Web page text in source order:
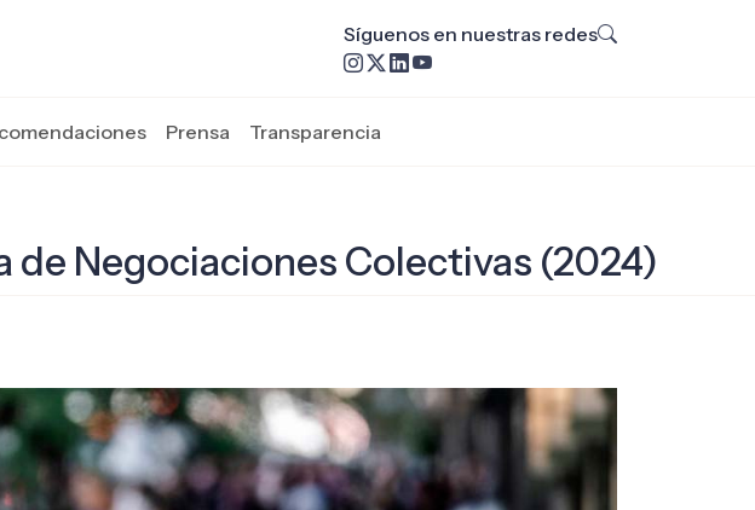
Síguenos en nuestras redes
Prensa Transparencia
de Negociaciones Colectivas (2024)